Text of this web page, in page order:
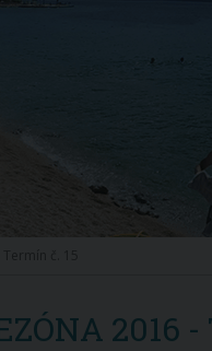
2016 -